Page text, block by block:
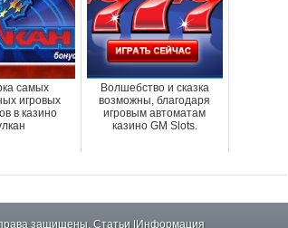
самых
игровых
в казино
Волшебство и сказка
возможны, благодаря
игровым автоматам
казино GM Slots.
защищены. Статьи |Информация